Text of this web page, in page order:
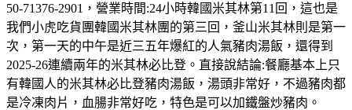
50-71376-2901，營業時間:24小時韓國米其林第11回，這也是
我們小虎吃貨團韓國米其林團的第三回，釜山米其林則是第一
次，第一天的中午是近三五年爆紅的人氣豬肉湯飯，還得到
2025-26連續兩年的米其林必比登。直接說結論:餐廳基本上只
有韓國人的米其林必比登豬肉湯飯，湯頭非常好，不過豬肉都
是冷凍肉片，血腸非常好吃，特色是可以加鐵盤炒豬肉。